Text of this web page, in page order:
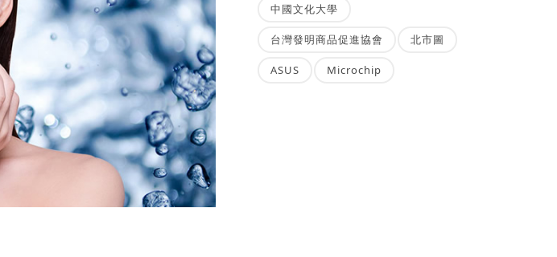
中國文化大學
台灣發明商品促進協會 北市圖
ASUS Microchip